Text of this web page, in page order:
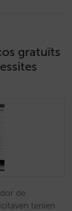
gratuïts
de
tenien